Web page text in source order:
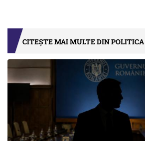
CITEȘTE MAI MULTE DIN POLITICA